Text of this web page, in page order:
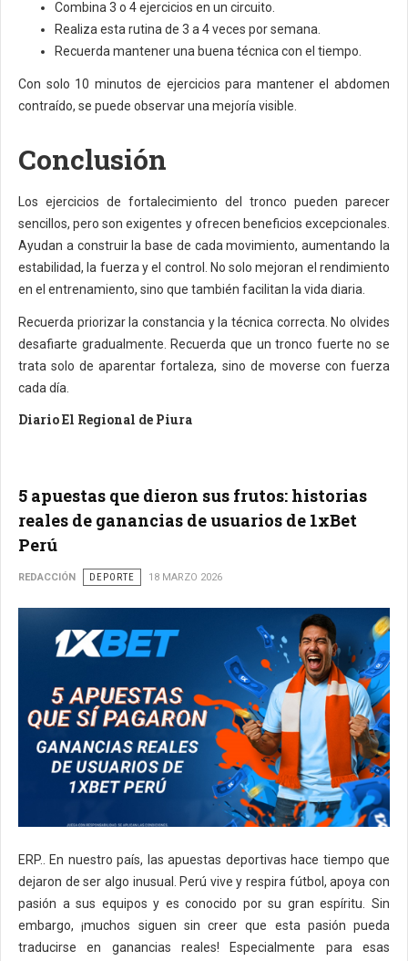
Combina 3 o 4 ejercicios en un circuito.
Realiza esta rutina de 3 a 4 veces por semana.
Recuerda mantener una buena técnica con el tiempo.
Con solo 10 minutos de ejercicios para mantener el abdomen
contraído, se puede observar una mejoría visible.
Conclusión
Los ejercicios de fortalecimiento del tronco pueden parecer
sencillos, pero son exigentes y ofrecen beneficios excepcionales.
Ayudan a construir la base de cada movimiento, aumentando la
estabilidad, la fuerza y el control. No solo mejoran el rendimiento
en el entrenamiento, sino que también facilitan la vida diaria.
Recuerda priorizar la constancia y la técnica correcta. No olvides
desafiarte gradualmente. Recuerda que un tronco fuerte no se
trata solo de aparentar fortaleza, sino de moverse con fuerza
cada día.
Diario El Regional de Piura
5 apuestas que dieron sus frutos: historias
reales de ganancias de usuarios de 1xBet
Perú
REDACCIÓN DEPORTE 18 MARZO 2026
ERP.. En nuestro país, las apuestas deportivas hace tiempo que
dejaron de ser algo inusual. Perú vive y respira fútbol, apoya con
pasión a sus equipos y es conocido por su gran espíritu. Sin
embargo, ¡muchos siguen sin creer que esta pasión pueda
traducirse en ganancias reales! Especialmente para esas